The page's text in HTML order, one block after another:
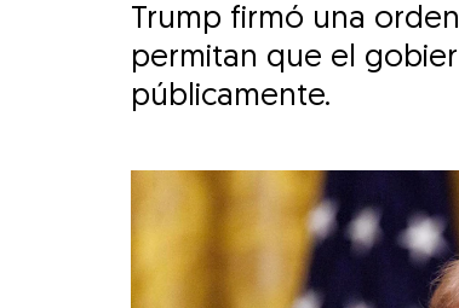
Trump firmó una
permitan que el
públicamente.